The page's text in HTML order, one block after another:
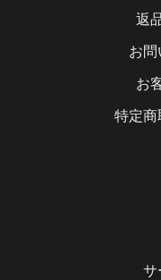
返
お問
お
特定商
サ